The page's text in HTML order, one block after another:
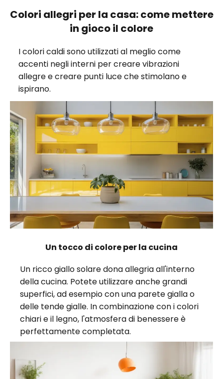
Colori allegri per la casa: come mettere
in gioco il colore
I colori caldi sono utilizzati al meglio come
accenti negli interni per creare vibrazioni
allegre e creare punti luce che stimolano e
ispirano.
Un tocco di colore per la cucina
Un ricco giallo solare dona allegria all'interno
della cucina. Potete utilizzare anche grandi
superfici, ad esempio con una parete gialla o
delle tende gialle. In combinazione con i colori
chiari e il legno, l'atmosfera di benessere è
perfettamente completata.